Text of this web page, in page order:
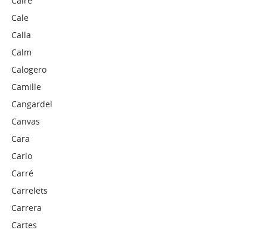
Cale
Calla
Calm
Calogero
Camille
Cangardel
Canvas
Cara
Carlo
Carré
Carrelets
Carrera
Cartes